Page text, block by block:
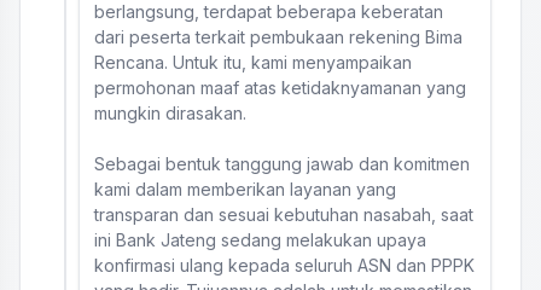
berlangsung, terdapat beberapa keberatan
dari peserta terkait pembukaan rekening Bima
Rencana. Untuk itu, kami menyampaikan
permohonan maaf atas ketidaknyamanan yang
mungkin dirasakan.
Sebagai bentuk tanggung jawab dan komitmen
kami dalam memberikan layanan yang
transparan dan sesuai kebutuhan nasabah, saat
ini Bank Jateng sedang melakukan upaya
konfirmasi ulang kepada seluruh ASN dan PPPK